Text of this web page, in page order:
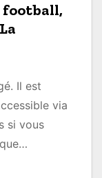
football,
Il est
via
si vous